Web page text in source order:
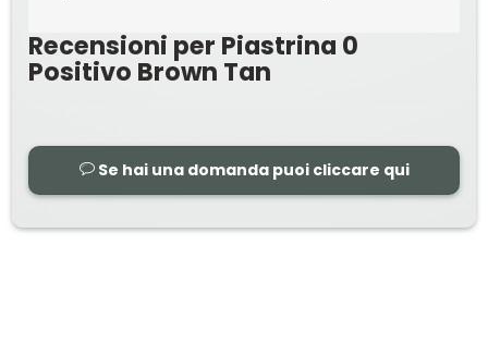
Recensioni per Piastrina 0
Positivo Brown Tan
Se hai una domanda puoi cliccare qui